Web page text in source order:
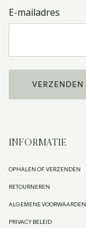
E-mailadres
INFORMATIE
OPHALEN OF VERZENDEN
RETOURNEREN
ALGEMENE VOORWAARDEN
PRIVACY BELEID